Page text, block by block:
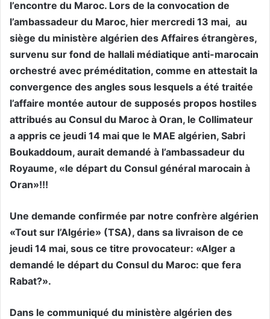
l’encontre du Maroc. Lors de la convocation de
l’ambassadeur du Maroc, hier mercredi 13 mai, au
siège du ministère algérien des Affaires étrangères,
survenu sur fond de hallali médiatique anti-marocain
orchestré avec préméditation, comme en attestait la
convergence des angles sous lesquels a été traitée
l’affaire montée autour de supposés propos hostiles
attribués au Consul du Maroc à Oran, le Collimateur
a appris ce jeudi 14 mai que le MAE algérien, Sabri
Boukaddoum, aurait demandé à l’ambassadeur du
Royaume, «le départ du Consul général marocain à
Oran»!!!
Une demande confirmée par notre confrère algérien
«Tout sur l’Algérie» (TSA), dans sa livraison de ce
jeudi 14 mai, sous ce titre provocateur: «Alger a
demandé le départ du Consul du Maroc: que fera
Rabat?».
Dans le communiqué du ministère algérien des